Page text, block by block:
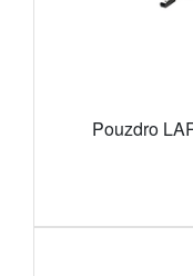
Pouzdro